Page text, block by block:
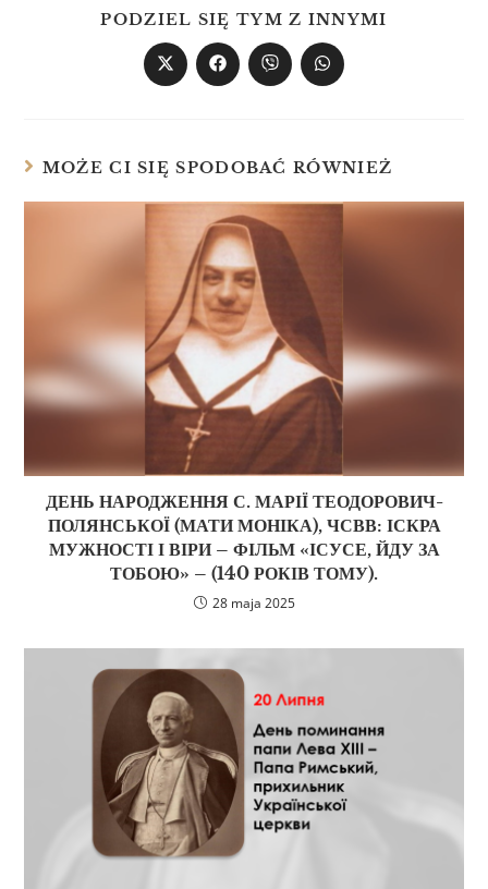
PODZIEL SIĘ TYM Z INNYMI
MOŻE CI SIĘ SPODOBAĆ RÓWNIEŻ
ДЕНЬ НАРОДЖЕННЯ С. МАРІЇ ТЕОДОРОВИЧ-
ПОЛЯНСЬКОЇ (МАТИ МОНІКА), ЧСВВ: ІСКРА
МУЖНОСТІ І ВІРИ – ФІЛЬМ «ІСУСЕ, ЙДУ ЗА
ТОБОЮ» – (140 РОКІВ ТОМУ).
28 maja 2025